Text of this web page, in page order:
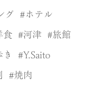
グ ホテル
食 河津 旅館
Y.Saito
焼肉